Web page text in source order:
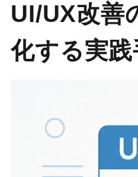
UI/UX改善
化する実